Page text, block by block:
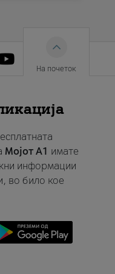
На почеток
Мојот A1 имате
информации
во било кое